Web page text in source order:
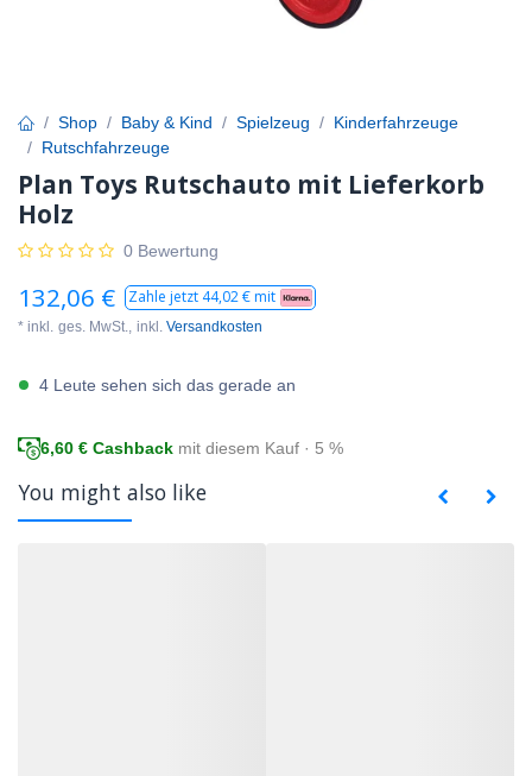
Shop Baby & Kind Spielzeug
Kinderfahrzeuge
Rutschfahrzeuge
Plan Toys Rutschauto mit Lieferkorb
Holz
0 Bewertung
132,06 € Zahle jetzt 44,02€ mit
* inkl. ges. MwSt., inkl. Versandkosten
4 Leute sehen sich das gerade an
6,60 € Cashback mit diesem Kauf · 5 %
You might also like